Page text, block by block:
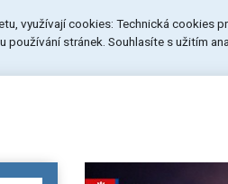
využívají cookies: Technická cookies
stránek. Souhlasíte s užitím